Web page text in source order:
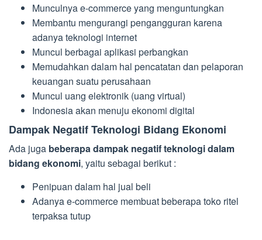
Munculnya e-commerce yang menguntungkan
Membantu mengurangi pengangguran karena
adanya teknologi internet
Muncul berbagai aplikasi perbangkan
Memudahkan dalam hal pencatatan dan pelaporan
keuangan suatu perusahaan
Muncul uang elektronik (uang virtual)
Indonesia akan menuju ekonomi digital
Dampak Negatif Teknologi Bidang Ekonomi
Ada juga beberapa dampak negatif teknologi dalam
bidang ekonomi, yaitu sebagai berikut :
Penipuan dalam hal jual beli
Adanya e-commerce membuat beberapa toko ritel
terpaksa tutup